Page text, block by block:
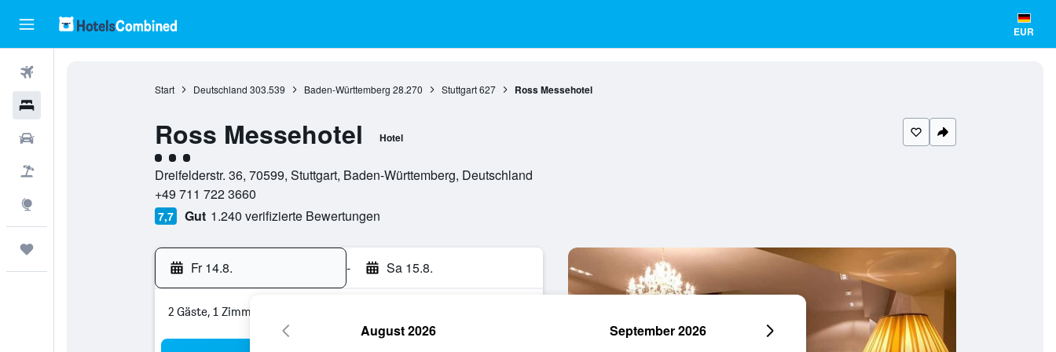
EUR
Start Deutschland 303.539 Baden-Württemberg 28.270 Stuttgart 627 Ross Messehotel
Ross Messehotel Hotel
Bewertungskategorie 3
Dreifelderstr. 36, 70599, Stuttgart, Baden-Württemberg, Deutschland
+49 711 722 3660
7,7 Gut 1.240 verifizierte Bewertungen
Fr 14.8. - Sa 15.8.
2 Gäste, 1 Zimmer
August 2026 September 2026